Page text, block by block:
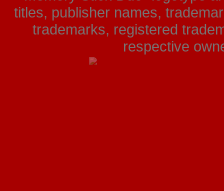
titles, publisher names,
trademarks, registered
respective